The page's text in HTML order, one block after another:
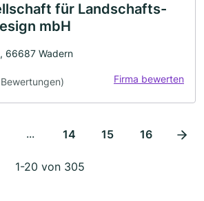
für Landschafts-
mbH
66687 Wadern
Firma bewerten
... 14 15 16
1-20 von 305